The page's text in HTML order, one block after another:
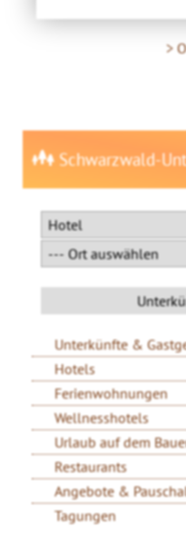
>
Schwarzwald-
Unterkünfte &
Hotels
Ferienwohnungen
Wellnesshotels
Urlaub auf dem
Restaurants
Angebote &
Tagungen